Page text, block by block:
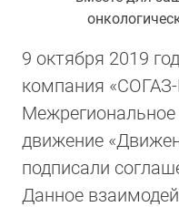
9 октября 2019
компания
движение
подписали
Данное